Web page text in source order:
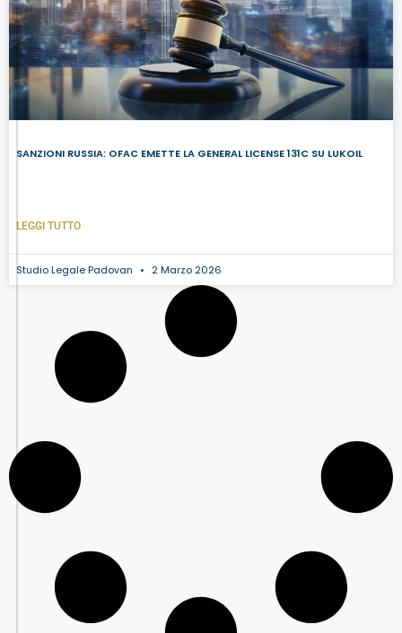
SANZIONI RUSSIA: OFAC EMETTE LA GENERAL LICENSE 131C SU LUKOIL
LEGGI TUTTO
Studio Legale Padovan 2 Marzo 2026